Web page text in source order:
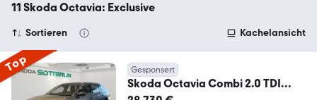
11 Skoda Octavia: Exclusive
Sortieren Kachelansicht
Top Gesponsert
Skoda Octavia Combi 2.0 TDI